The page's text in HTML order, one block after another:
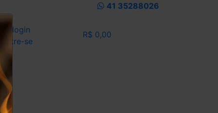
41 35288026
login
se
R$ 0,00